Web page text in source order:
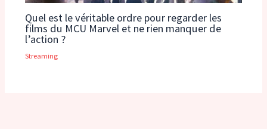
Quel est le véritable ordre pour regarder les
films du MCU Marvel et ne rien manquer de
l’action ?
Streaming